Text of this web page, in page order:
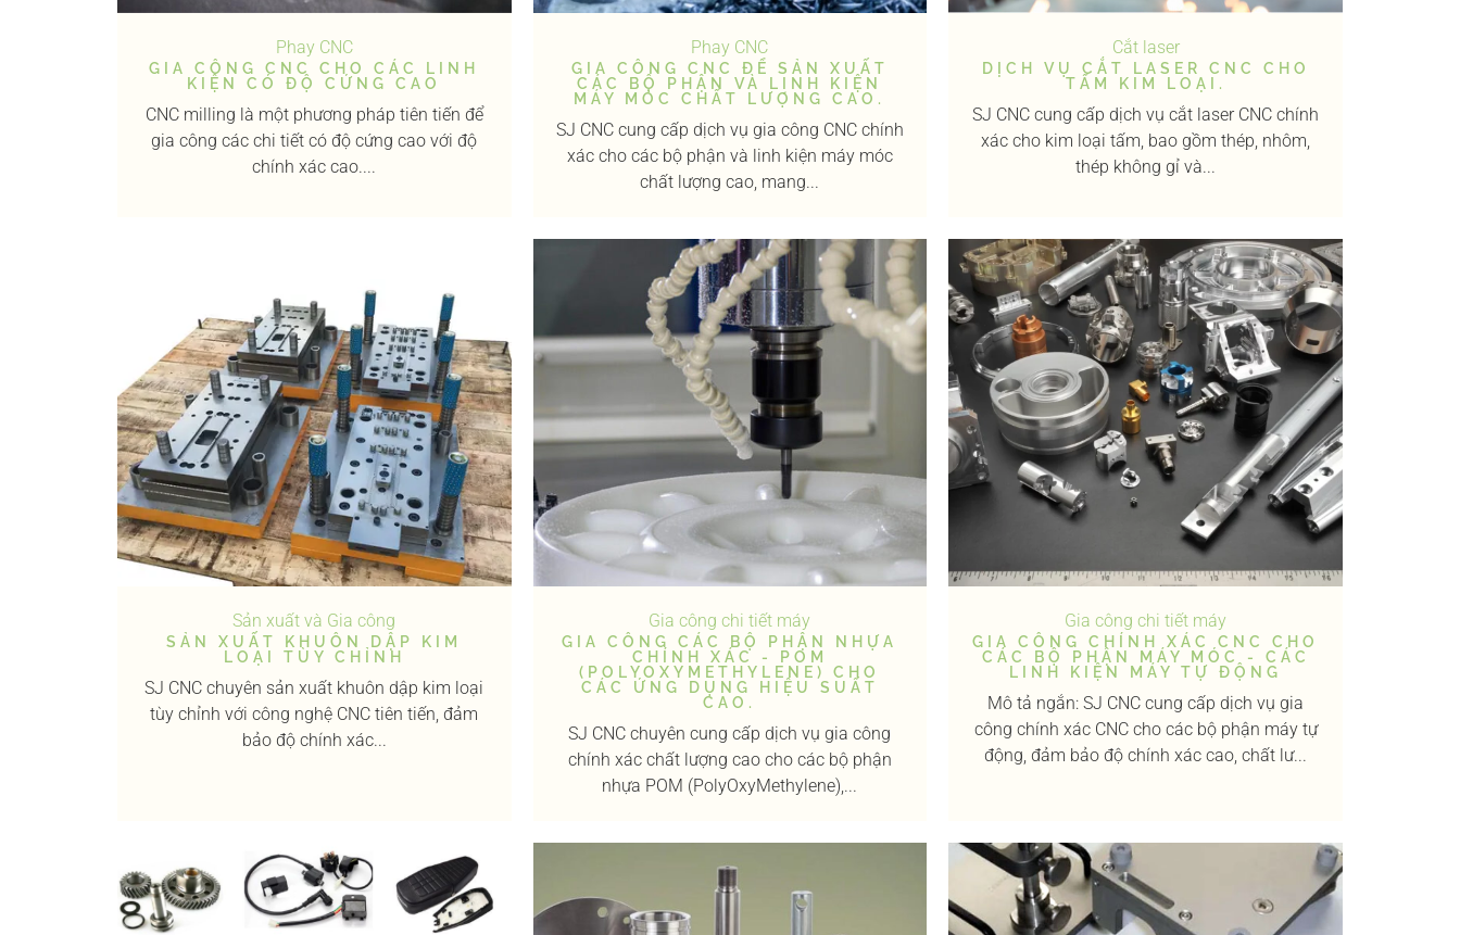
Phay CNC
GIA CÔNG CNC CHO CÁC LINH
KIỆN CÓ ĐỘ CỨNG CAO
CNC milling là một phương pháp tiên tiến để
gia công các chi tiết có độ cứng cao với độ
chính xác cao....
Phay CNC
GIA CÔNG CNC ĐỂ SẢN XUẤT
CÁC BỘ PHẬN VÀ LINH KIỆN
MÁY MÓC CHẤT LƯỢNG CAO.
SJ CNC cung cấp dịch vụ gia công CNC chính
xác cho các bộ phận và linh kiện máy móc
chất lượng cao, mang...
Cắt laser
DỊCH VỤ CẮT LASER CNC CHO
TẤM KIM LOẠI.
SJ CNC cung cấp dịch vụ cắt laser CNC chính
xác cho kim loại tấm, bao gồm thép, nhôm,
thép không gỉ và...
Sản xuất và Gia công
SẢN XUẤT KHUÔN DẬP KIM
LOẠI TÙY CHỈNH
SJ CNC chuyên sản xuất khuôn dập kim loại
tùy chỉnh với công nghệ CNC tiên tiến, đảm
bảo độ chính xác...
Gia công chi tiết máy
GIA CÔNG CÁC BỘ PHẬN NHỰA
CHÍNH XÁC - POM
(POLYOXYMETHYLENE) CHO
CÁC ỨNG DỤNG HIỆU SUẤT
CAO.
SJ CNC chuyên cung cấp dịch vụ gia công
chính xác chất lượng cao cho các bộ phận
nhựa POM (PolyOxyMethylene),...
Gia công chi tiết máy
GIA CÔNG CHÍNH XÁC CNC CHO
CÁC BỘ PHẬN MÁY MÓC - CÁC
LINH KIỆN MÁY TỰ ĐỘNG
Mô tả ngắn: SJ CNC cung cấp dịch vụ gia
công chính xác CNC cho các bộ phận máy tự
động, đảm bảo độ chính xác cao, chất lư...